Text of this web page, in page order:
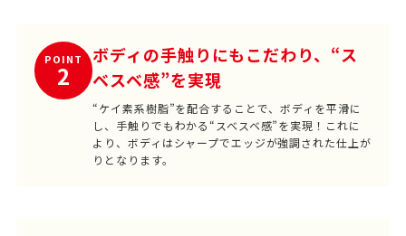
POINT
2
ボディの手触りにもこだわり、“ス
ベスベ感”を実現
“ケイ素系樹脂”を配合することで、ボディを平滑に
し、手触りでもわかる“スベスベ感”を実現！これに
より、ボディはシャープでエッジが強調された仕上が
りとなります。